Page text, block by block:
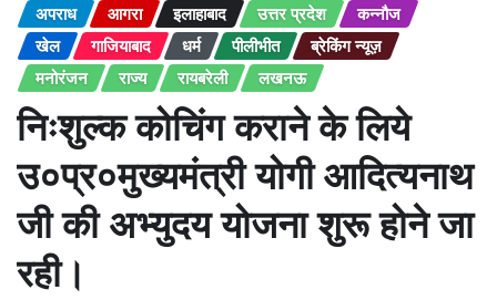
अपराध आगरा इलाहाबाद उत्तर प्रदेश
कन्नौज
खेल
गाजियाबाद धर्म पीलीभीत
ब्रेकिंग न्यूज़
मनोरंजन
राज्य रायबरेली लखनऊ
निःशुल्क कोचिंग कराने के लिये
उ०प्र०मुख्यमंत्री योगी आदित्यनाथ
जी की अभ्युदय योजना शुरू होने जा
रही।